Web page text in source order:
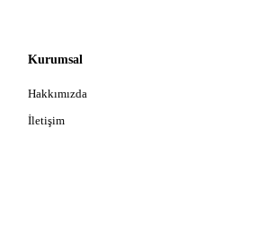
Kurumsal
Hakkımızda
İletişim